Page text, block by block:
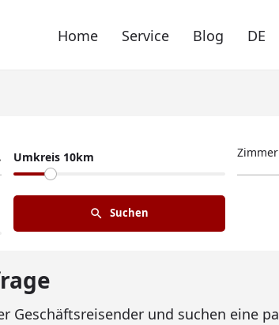
Home Service Blog DE
Umkreis 10km
Suchen
Geschäftsreisender und suchen eine